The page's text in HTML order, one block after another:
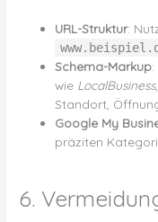
URL-Struktur:
Schema-Markup
wie LocalBusiness
Standort,
Google My
präziten
6.